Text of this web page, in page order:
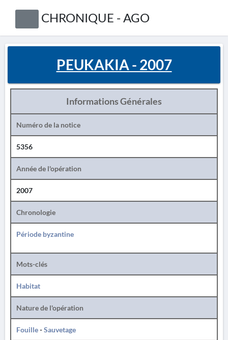
CHRONIQUE - AGO
PEUKAKIA - 2007
Informations Générales
Numéro de la notice
5356
Année de l'opération
2007
Chronologie
Période byzantine
Mots-clés
Habitat
Nature de l'opération
Fouille-Sauvetage